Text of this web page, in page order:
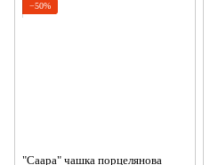
−50%
"Саара" чашка порцелянова